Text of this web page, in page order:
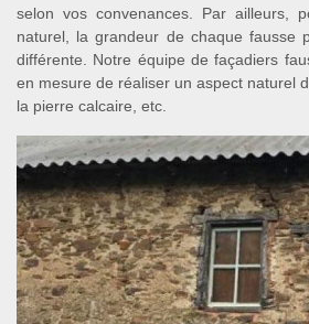
selon vos convenances. Par ailleurs,
naturel, la grandeur de chaque fausse
différente. Notre équipe de façadiers
en mesure de réaliser un aspect naturel
la pierre calcaire, etc.